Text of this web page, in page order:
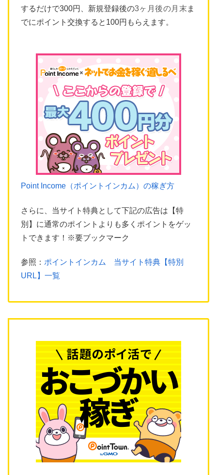
するだけで300円、新規登録後の3ヶ月後の月末 ま
でにポイント交換すると100円もらえます。
Point Income（ポイントインカム）の稼ぎ方
さらに、当サイト特典として下記の広告は【特
別】に通常のポイントよりも多くポイントをゲッ
トできます！※要ブックマーク
参照： ポイントインカム 当サイト特典【特別
URL】一覧